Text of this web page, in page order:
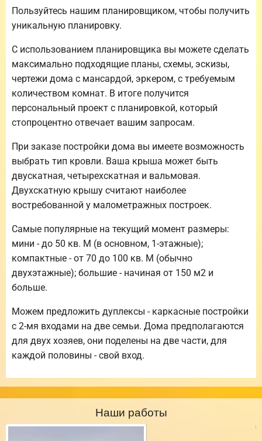
Пользуйтесь нашим планировщиком, чтобы получить
уникальную планировку.
С использованием планировщика вы можете сделать
максимально подходящие планы, схемы, эскизы,
чертежи дома с мансардой, эркером, с требуемым
количеством комнат. В итоге получится
персональный проект с планировкой, который
стопроцентно отвечает вашим запросам.
При заказе постройки дома вы имеете возможность
выбрать тип кровли. Ваша крыша может быть
двускатная, четырехскатная и вальмовая.
Двухскатную крышу считают наиболее
востребованной у малометражных построек.
Самые популярные на текущий момент размеры:
мини - до 50 кв. М (в основном, 1-этажные);
компактные - от 70 до 100 кв. М (обычно
двухэтажные); большие - начиная от 150 м2 и
больше.
Можем предложить дуплексы - каркасные постройки
с 2-мя входами на две семьи. Дома предполагаются
для двух хозяев, они поделены на две части, для
каждой половины - свой вход.
Наши работы